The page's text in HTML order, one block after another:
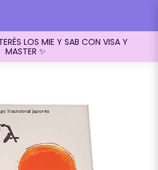
LOS MIE Y SAB CON VISA Y
MASTER ✨